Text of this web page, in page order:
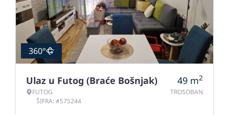
360°
Ulaz u Futog (Braće Bošnjak)
FUTOG
ŠIFRA: #575244
49 m2
TROSOBAN